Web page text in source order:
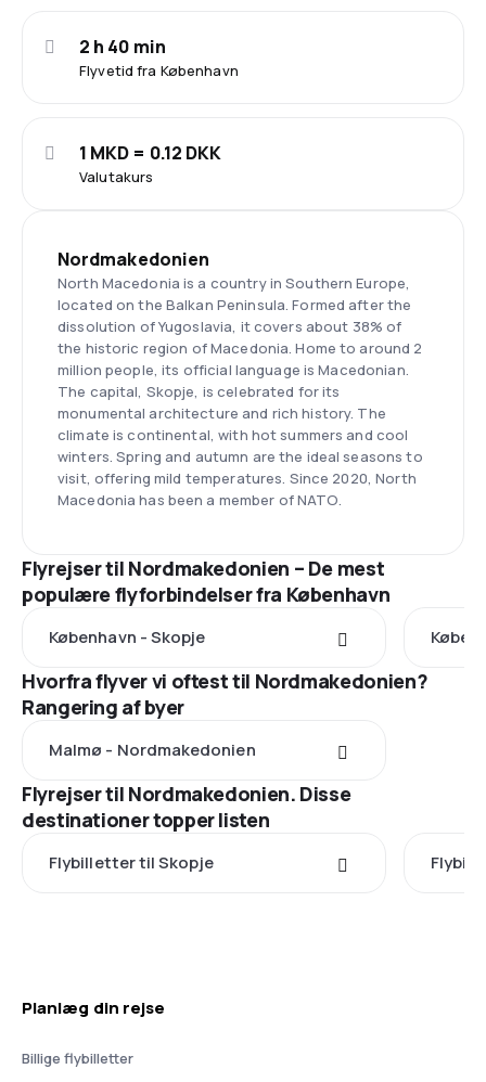
Flyvetid fra København
2 h 40 min
Valutakurs
1 MKD = 0.12 DKK
Nordmakedonien
North Macedonia is a country in Southern Europe,
located on the Balkan Peninsula. Formed after the
dissolution of Yugoslavia, it covers about 38% of
the historic region of Macedonia. Home to around 2
million people, its official language is Macedonian.
The capital, Skopje, is celebrated for its
monumental architecture and rich history. The
climate is continental, with hot summers and cool
winters. Spring and autumn are the ideal seasons to
visit, offering mild temperatures. Since 2020, North
Macedonia has been a member of NATO.
Flyrejser til Nordmakedonien – De mest
populære flyforbindelser fra København
København - Skopje
Hvorfra flyver vi oftest til Nordmakedonien?
Rangering af byer
Malmø - Nordmakedonien
Flyrejser til Nordmakedonien. Disse
destinationer topper listen
Flybilletter til Skopje
Planlæg din rejse
Billige flybilletter